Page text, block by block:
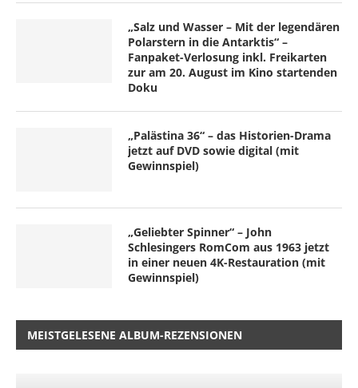
„Salz und Wasser – Mit der legendären
Polarstern in die Antarktis“ –
Fanpaket-Verlosung inkl. Freikarten
zur am 20. August im Kino startenden
Doku
„Palästina 36“ – das Historien-Drama
jetzt auf DVD sowie digital (mit
Gewinnspiel)
„Geliebter Spinner“ – John
Schlesingers RomCom aus 1963 jetzt
in einer neuen 4K-Restauration (mit
Gewinnspiel)
MEISTGELESENE ALBUM-REZENSIONEN